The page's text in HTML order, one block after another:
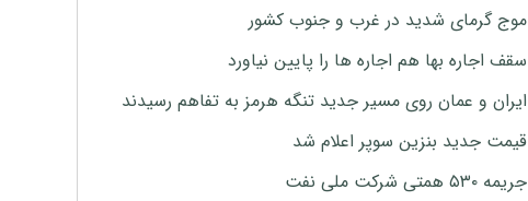
موج گرمای شدید در غرب و جنوب کشور
سقف اجاره بها هم اجاره ها را پایین نیاورد
ایران و عمان روی مسیر جدید تنگه هرمز به تفاهم رسیدند
قیمت جدید بنزین سوپر اعلام شد
جریمه ۵۳۰ همتی شرکت ملی نفت